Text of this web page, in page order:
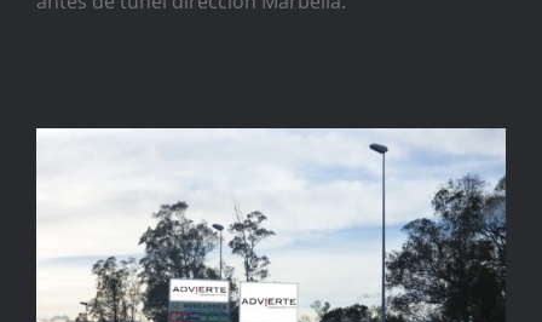
Advierte! un paseo por
Marbella donde no puede